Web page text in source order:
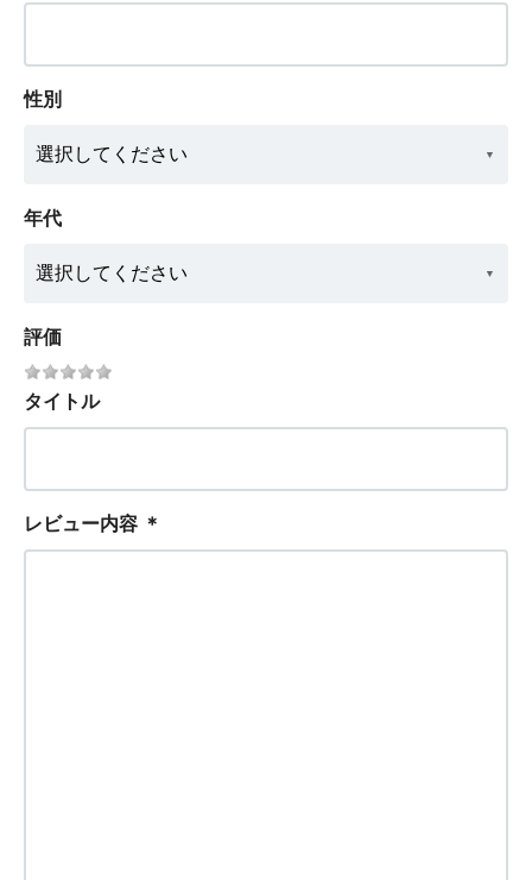
性別
年代
評価
タイトル
レビュー内容 ＊